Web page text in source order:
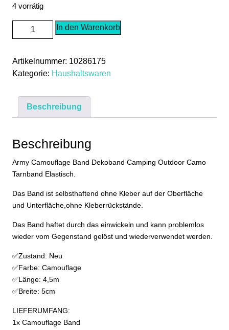
4 vorrätig
Camouflage
Dekoband
4,5m
Outdoor
Camo
Menge
In den Warenkorb
Artikelnummer: 10286175
Kategorie: Haushaltswaren
Beschreibung
Beschreibung
Army Camouflage Band Dekoband Camping Outdoor Camo
Tarnband Elastisch.
Das Band ist selbsthaftend ohne Kleber auf der Oberfläche
und Unterfläche,ohne Kleberrückstände.
Das Band haftet durch das einwickeln und kann problemlos
wieder vom Gegenstand gelöst und wiederverwendet werden.
✅Zustand: Neu
✅Farbe: Camouflage
✅Länge: 4,5m
✅Breite: 5cm
LIEFERUMFANG:
1x Camouflage Band